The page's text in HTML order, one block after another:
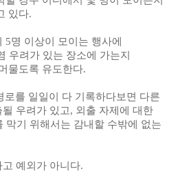
있다.
5명 이상이 모이는 행사에
우려가 있는 장소에 가는지
물도록 유도한다.
로를 일일이 다 기록하다보면 다른
우려가 있고, 외출 자제에 대한
막기 위해서는 감내할 수밖에 없는
예외가 아니다.